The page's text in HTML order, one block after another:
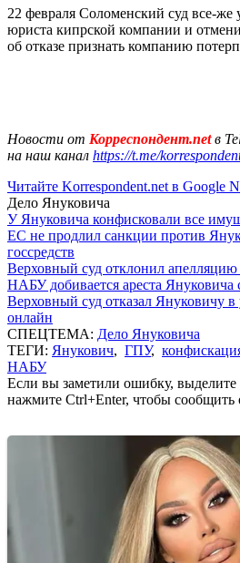
22 февраля Соломенский суд все-же
юриста кипрской компании и
об отказе признать компанию
Новости от Корреспондент.netв
на наш канал https://t.me/
Читайте Korrespondent.net в Google
Дело Януковича
У Януковича конфисковали все
ЕС не продлил санкции против
госсредств
Верховный суд отклонил
НАБУ добивается ареста Януковича
Верховный суд отказал Януковичу в
онлайн
СПЕЦТЕМА: Дело Януковича
ТЕГИ: Янукович, ГПУ,
НАБУ
Если вы заметили ошибку, выделите
нажмите Ctrl+Enter, чтобы сообщить